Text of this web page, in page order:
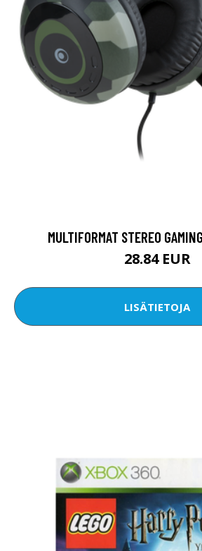
MULTIFORMAT STEREO
28.84 EUR
LISÄTIETOJA